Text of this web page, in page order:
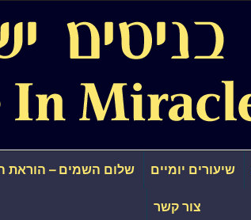
שיעורים יומיים שלום השמים – הוראת
צור קשר